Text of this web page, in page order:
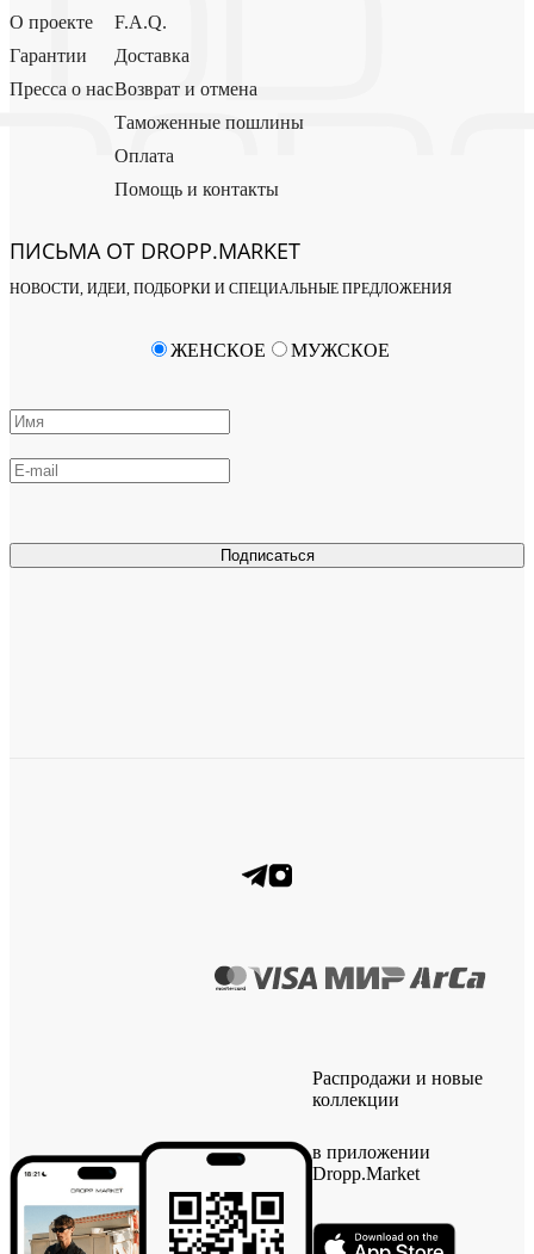
О проекте
Гарантии
Пресса о нас
F.A.Q.
Доставка
Возврат и отмена
Таможенные пошлины
Оплата
Помощь и контакты
ПИСЬМА ОТ DROPP.MARKET
НОВОСТИ, ИДЕИ, ПОДБОРКИ И СПЕЦИАЛЬНЫЕ ПРЕДЛОЖЕНИЯ
Подписаться
ЖЕНСКОЕ МУЖСКОЕ
Распродажи и новые
коллекции
в приложении
Dropp.Market